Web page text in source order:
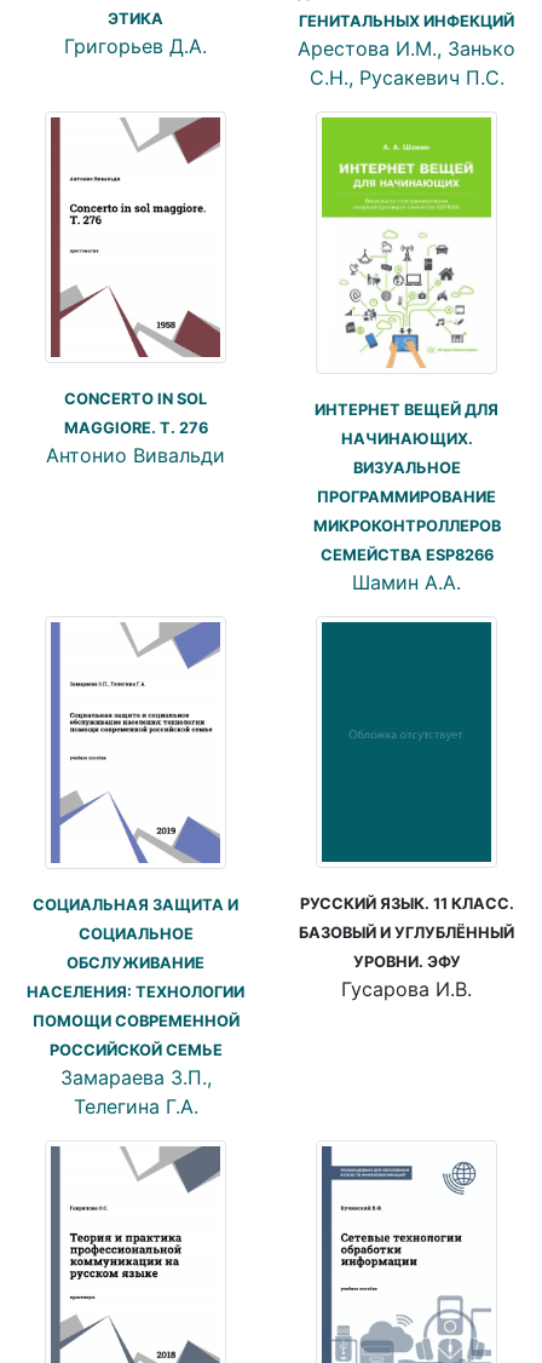
ЭТИКА
Григорьев Д.А.
ГЕНИТАЛЬНЫХ ИНФЕКЦИЙ
Арестова И.М., Занько
С.Н., Русакевич П.С.
CONCERTO IN SOL
MAGGIORE. T. 276
Антонио Вивальди
ИНТЕРНЕТ ВЕЩЕЙ ДЛЯ
НАЧИНАЮЩИХ.
ВИЗУАЛЬНОЕ
ПРОГРАММИРОВАНИЕ
МИКРОКОНТРОЛЛЕРОВ
СЕМЕЙСТВА ESP8266
Шамин А.А.
СОЦИАЛЬНАЯ ЗАЩИТА И
СОЦИАЛЬНОЕ
ОБСЛУЖИВАНИЕ
НАСЕЛЕНИЯ: ТЕХНОЛОГИИ
ПОМОЩИ СОВРЕМЕННОЙ
РОССИЙСКОЙ СЕМЬЕ
Замараева З.П.,
Телегина Г.А.
РУССКИЙ ЯЗЫК. 11 КЛАСС.
БАЗОВЫЙ И УГЛУБЛЁННЫЙ
УРОВНИ. ЭФУ
Гусарова И.В.